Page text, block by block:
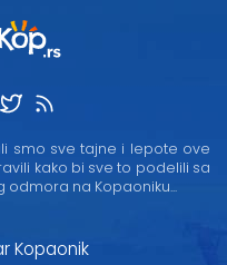
smo sve tajne i lepote ove
kako bi sve to podelili sa
odmora na Kopaoniku...
Kopaonik